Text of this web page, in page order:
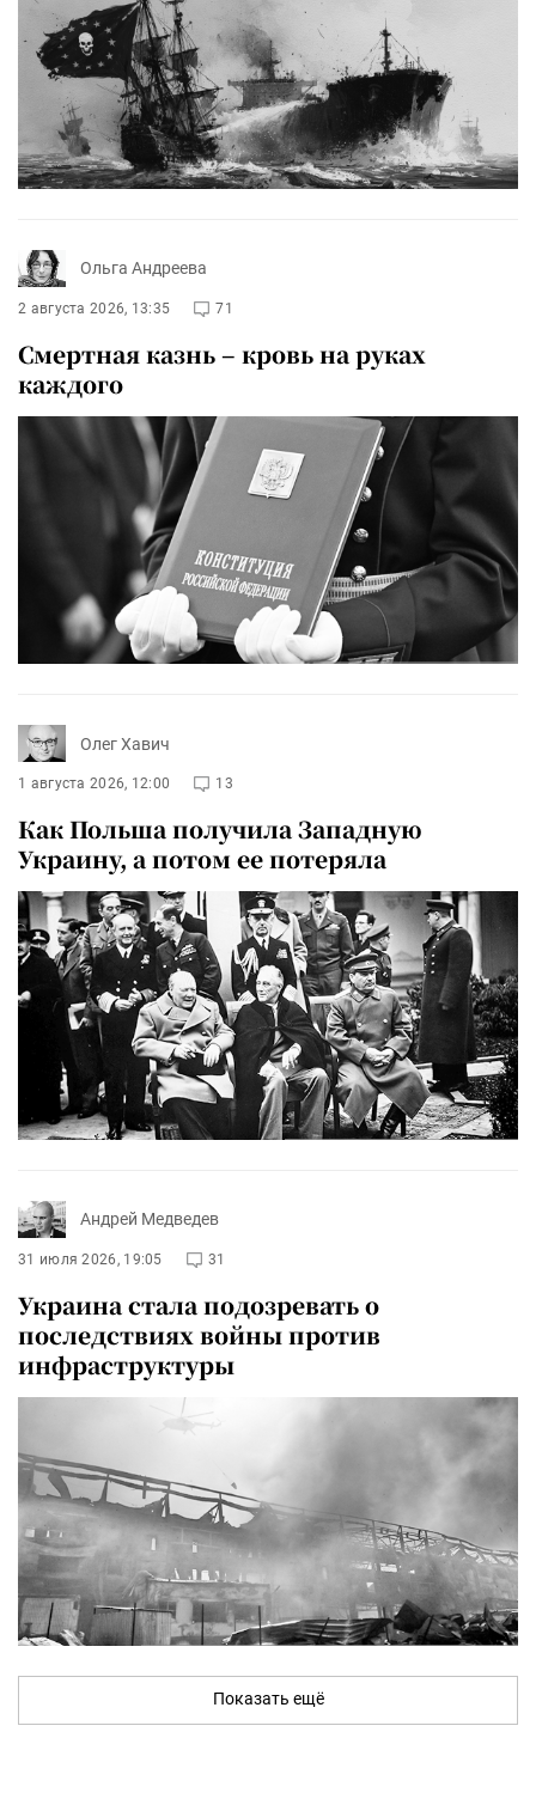
Ольга Андреева
2 августа 2026, 13:35 71
Смертная казнь – кровь на руках
каждого
Олег Хавич
1 августа 2026, 12:00 13
Как Польша получила Западную
Украину, а потом ее потеряла
Андрей Медведев
31 июля 2026, 19:05 31
Украина стала подозревать о
последствиях войны против
инфраструктуры
Показать ещё